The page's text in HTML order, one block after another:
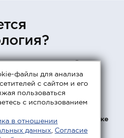
одно из направлений
на
услуг и
приемов с
и
Благодаря
специалистам также
с другом клинической
файлы для анализа
с сайтом и его
пользоваться
с использованием
в отношении
данных Согласие